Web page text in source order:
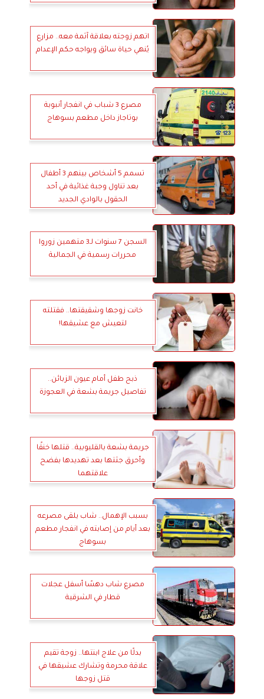
اتهم زوجته بعلاقة آثمة معه.. مزارع
يُنهي حياة سائق ويواجه حكم الإعدام
مصرع 3 شباب في انفجار أنبوبة
بوتاجاز داخل مطعم بسوهاج
تسمم 5 أشخاص بينهم 3 أطفال
بعد تناول وجبة غذائية في أحد
الحقول بالوادي الجديد
السجن 7 سنوات لـ3 متهمين زوروا
محررات رسمية في الجمالية
خانت زوجها وشقيقتها.. فقتلته
لتعيش مع عشيقها!
ذبح طفل أمام عيون الزبائن..
تفاصيل جريمة بشعة في العجوزة
جريمة بشعة بالقليوبية.. قتلها خنقًا
وأحرق جثتها بعد تهديدها بفضح
علاقتهما
بسبب الإهمال.. شاب يلقى مصرعه
بعد أيام من إصابته في انفجار مطعم
بسوهاج
مصرع شاب دهسًا أسفل عجلات
قطار في الشرقية
بدلًا من علاج ابنتها.. زوجة تقيم
علاقة محرمة وتشارك عشيقها في
قتل زوجها